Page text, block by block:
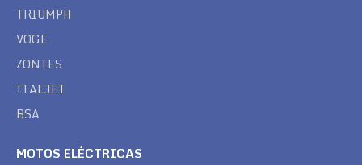
TRIUMPH
VOGE
ZONTES
ITALJET
BSA
MOTOS ELÉCTRICAS